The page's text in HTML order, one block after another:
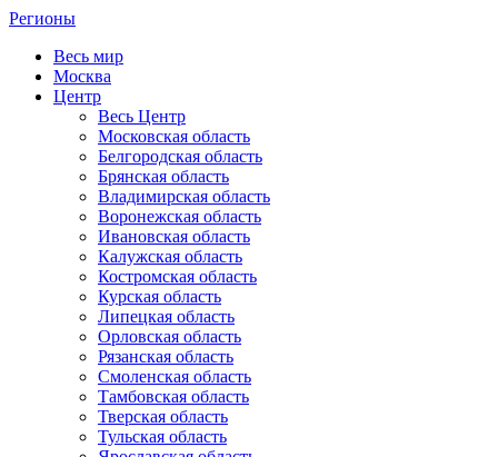
Регионы
Весь мир
Москва
Центр
Весь Центр
Московская область
Белгородская область
Брянская область
Владимирская область
Воронежская область
Ивановская область
Калужская область
Костромская область
Курская область
Липецкая область
Орловская область
Рязанская область
Смоленская область
Тамбовская область
Тверская область
Тульская область